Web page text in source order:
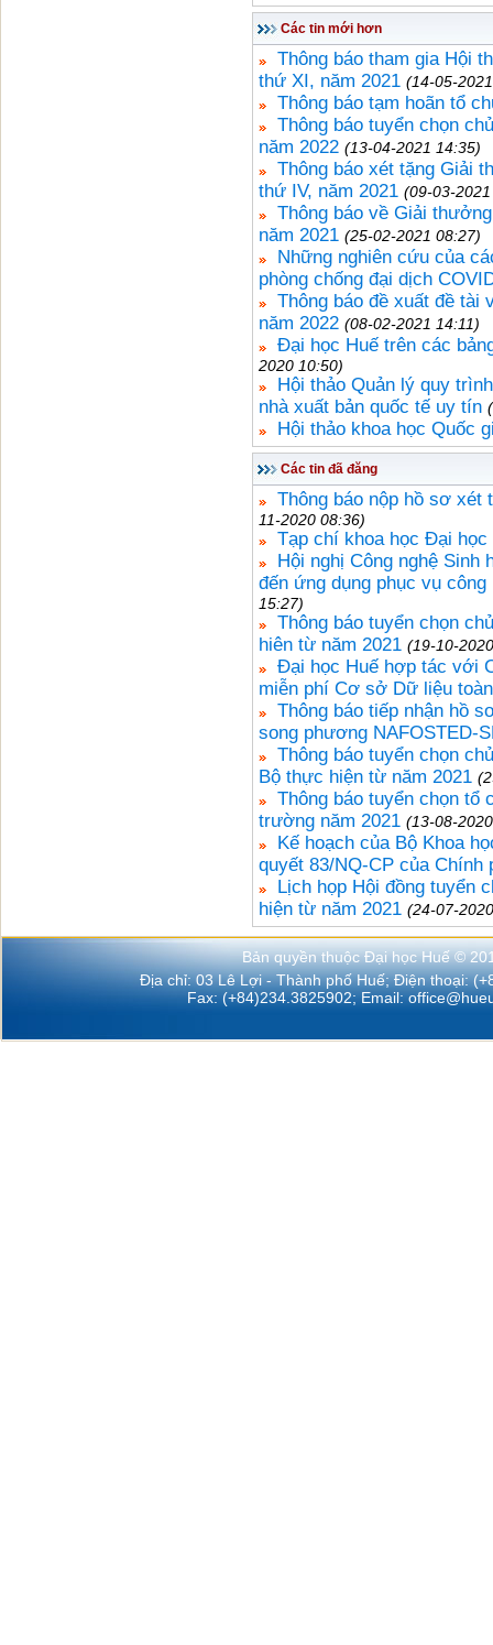
Các tin mới hơn
Thông báo tham gia Hội
thứ XI, năm 2021 (14-05-
Thông báo tạm hoãn tổ
Thông báo tuyển chọn
năm 2022 (13-04-2021 14:35)
Thông báo xét tặng Giải
thứ IV, năm 2021 (09-03-
Thông báo về Giải
năm 2021 (25-02-2021 08:27)
Những nghiên cứu của
phòng chống đại dịch
Thông báo đề xuất đề
năm 2022 (08-02-2021 14:11)
Đại học Huế trên các
2020 10:50)
Hội thảo Quản lý quy
nhà xuất bản quốc tế uy tín
Hội thảo khoa học Quốc
Các tin đã đăng
Thông báo nộp hồ sơ xét
11-2020 08:36)
Tạp chí khoa học Đại học
Hội nghị Công nghệ Sinh
đến ứng dụng phục vụ
15:27)
Thông báo tuyển chọn
hiên từ năm 2021 (19-10-
Đại học Huế hợp tác với
miễn phí Cơ sở Dữ liệu
Thông báo tiếp nhận hồ
song phương NAFOSTED-
Thông báo tuyển chọn
Bộ thực hiện từ năm 2021
Thông báo tuyển chọn tổ
trường năm 2021 (13-08-
Kế hoạch của Bộ Khoa
quyết 83/NQ-CP của Chính
Lịch họp Hội đồng tuyển
hiện từ năm 2021 (24-07-
Bản quyền thuộc Đại học Huế ©
Địa chỉ: 03 Lê Lợi - Thành phố Huế; Điện thoại:
Fax: (+84)234.3825902; Email: